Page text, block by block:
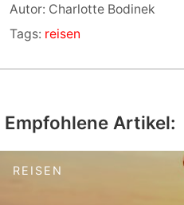
Autor: Charlotte Bodinek
Tags: reisen
Empfohlene Artikel:
REISEN